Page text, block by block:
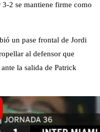
2 se mantiene firme como
un pase frontal de Jordi
al defensor que
la salida de Patrick